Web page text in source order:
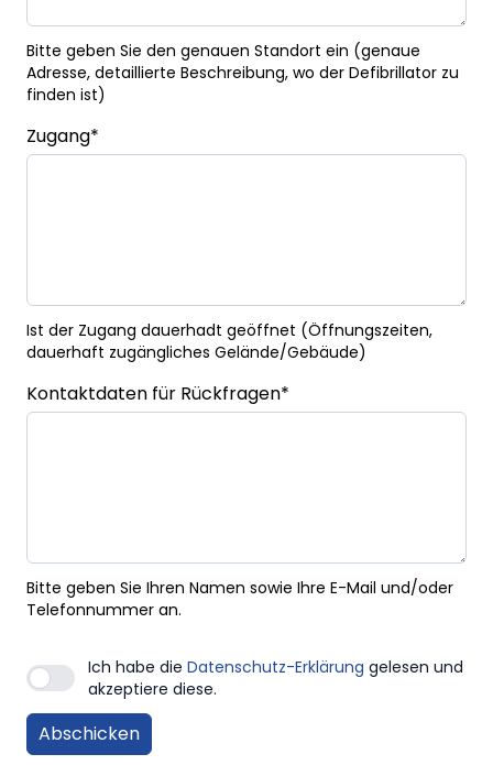
Bitte geben Sie den genauen Standort ein (genaue
Adresse, detaillierte Beschreibung, wo der Defibrillator zu
finden ist)
Zugang*
Ist der Zugang dauerhadt geöffnet (Öffnungszeiten,
dauerhaft zugängliches Gelände/Gebäude)
Kontaktdaten für Rückfragen*
Bitte geben Sie Ihren Namen sowie Ihre E-Mail und/oder
Telefonnummer an.
Ich habe die Datenschutz-Erklärung gelesen und
akzeptiere diese.